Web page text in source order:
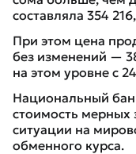
составляла 354
При этом цена
без изменений —
на этом уровне с
Национальный
стоимость мерных
ситуации на
обменного курса.